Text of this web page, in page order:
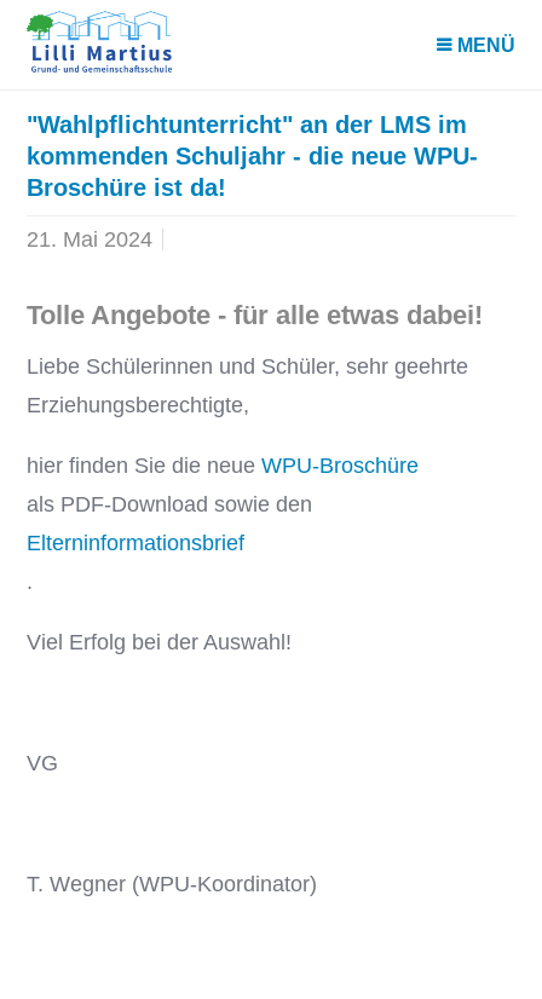
MENÜ
"Wahlpflichtunterricht" an der LMS im
kommenden Schuljahr - die neue WPU-
Broschüre ist da!
21. Mai 2024
Tolle Angebote - für alle etwas dabei!
Liebe Schülerinnen und Schüler, sehr geehrte
Erziehungsberechtigte,
hier finden Sie die neueWPU-Broschüre
als PDF-Download sowie den
Elterninformationsbrief
.
Viel Erfolg bei der Auswahl!
VG
T. Wegner (WPU-Koordinator)